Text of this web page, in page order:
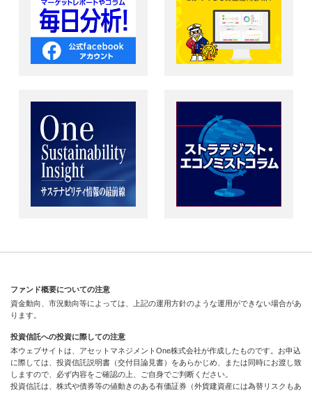
ファンド概要についての注意
資金動向、市況動向等によっては、上記の運用方針のような運用ができない場合があ
ります。
投資信託への投資に際しての注意
本ウェブサイトは、アセットマネジメントOne株式会社が作成したものです。お申込
に際しては、投資信託説明書（交付目論見書）をあらかじめ、または同時にお渡し致
しますので、必ず内容をご確認の上、ご自身でご判断ください。
投資信託は、株式や債券等の値動きのある有価証券（外貨建資産には為替リスクもあ